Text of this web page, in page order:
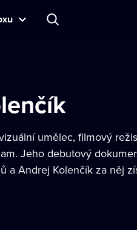
umělec, filmový
Jeho debutový
a Andrej Kolenčík za něj